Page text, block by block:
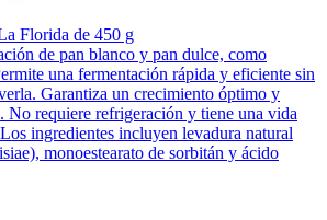
Florida de 450 g
de pan blanco y pan dulce, como
una fermentación rápida y eficiente sin
Garantiza un crecimiento óptimo y
No requiere refrigeración y tiene una vida
ingredientes incluyen levadura natural
monoestearato de sorbitán y ácido